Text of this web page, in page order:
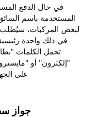
في حال الدفع
المستخدمة باسم
لبعض المركبات، سيُطلب
في ذلك واحدة
تحمل الكلمات
"إلكترون" أو
على
جواز